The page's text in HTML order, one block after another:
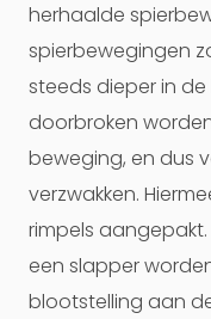
herhaalde
spierbewegingen
steeds dieper in
doorbroken
beweging, en dus
verzwakken.
rimpels
een slapper
blootstelling aan